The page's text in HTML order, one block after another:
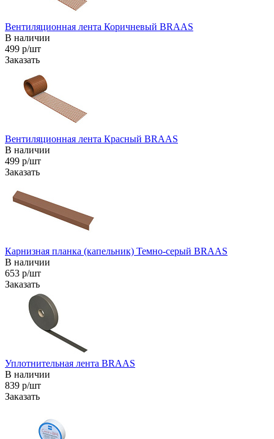
Вентиляционная лента Коричневый BRAAS
В наличии
499 р/шт
Заказать
Вентиляционная лента Красный BRAAS
В наличии
499 р/шт
Заказать
Карнизная планка (капельник) Темно-серый BRAAS
В наличии
653 р/шт
Заказать
Уплотнительная лента BRAAS
В наличии
839 р/шт
Заказать